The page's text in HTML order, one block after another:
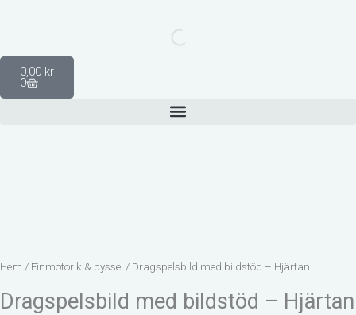
0,00 kr
0
Varukorg
Hem / Finmotorik & pyssel / Dragspelsbild med bildstöd – Hjärtan
Dragspelsbild med bildstöd – Hjärtan